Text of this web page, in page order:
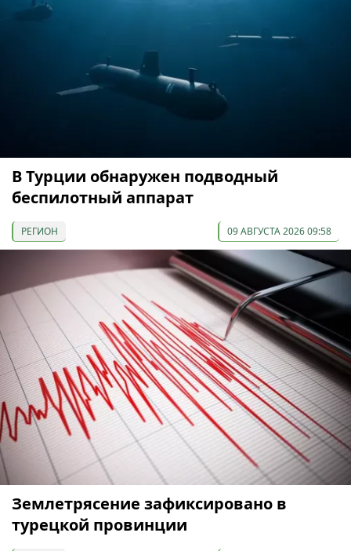
В Турции обнаружен подводный
беспилотный аппарат
РЕГИОН 09 АВГУСТА 2026 09:58
Землетрясение зафиксировано в
турецкой провинции